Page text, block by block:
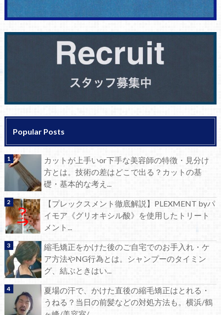
Popular Posts
カットが上手いor下手な美容師の特徴・見分け
方とは。技術の差はどこで出る？カットの基
礎・基本的な考え...
【プレックスメント徹底解説】PLEXMENT byパ
イモア《グリオキシル酸》を使用したトリート
メント...
縮毛矯正をかけた後のご自宅でのお手入れ・ケ
ア方法やNG行為とは。シャンプーのタイミン
グ、結ぶときはい...
夏場の汗で、かけた直後の縮毛矯正はとれる・
うねる？当日の前髪などの対処方法も。横浜/鶴